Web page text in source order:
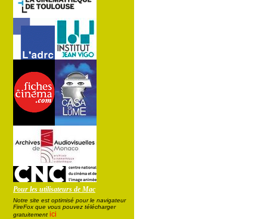
Pour les utilisateurs de Mac
Notre site est optimisé pour le navigateur
FireFox que vous pouvez télécharger
gratuitement ici